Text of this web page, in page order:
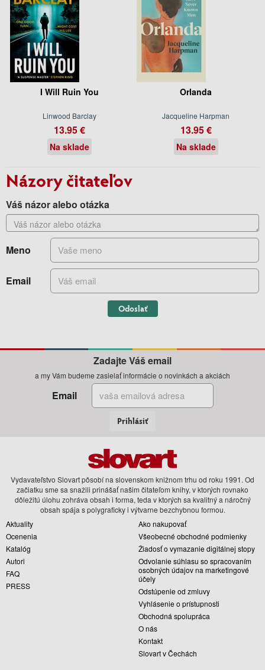
I Will Ruin You
Linwood Barclay
13.95 €
Na sklade
Orlanda
Jacqueline Harpman
13.95 €
Na sklade
Názory čitateľov
Váš názor alebo otázka
Meno
Email
Odoslať
Zadajte Váš email
a my Vám budeme zasielať informácie o novinkách a akciách
Email
Prihlásiť
Vydavateľstvo Slovart pôsobí na slovenskom knižnom trhu od roku 1991. Od
začiatku sme sa snažili prinášať našim čitateľom knihy, v ktorých rovnako
dôležitú úlohu zohráva obsah i forma, teda v ktorých sa kvalitný a náročný
obsah spája s polygraficky i výtvarne bezchybnou formou.
Aktuality
Ocenenia
Katalóg
Autori
FAQ
PRESS
Ako nakupovať
Všeobecné obchodné podmienky
Žiadosť o vymazanie digitálnej stopy
Odvolanie súhlasu so spracovaním
osobných údajov na marketingové
účely
Odstúpenie od zmluvy
Vyhlásenie o prístupnosti
Obchodná spolupráca
O nás
Kontakt
Slovart v Čechách